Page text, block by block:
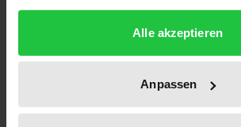
gesammelt haben.
Alle akzeptieren
Anpassen
beherrscht? Kann die
wie Freiheit, Selbstbestimmtheit,
Meinungsfreiheit, mündige Bürger,
deliberativen Diskurs, Vernunft